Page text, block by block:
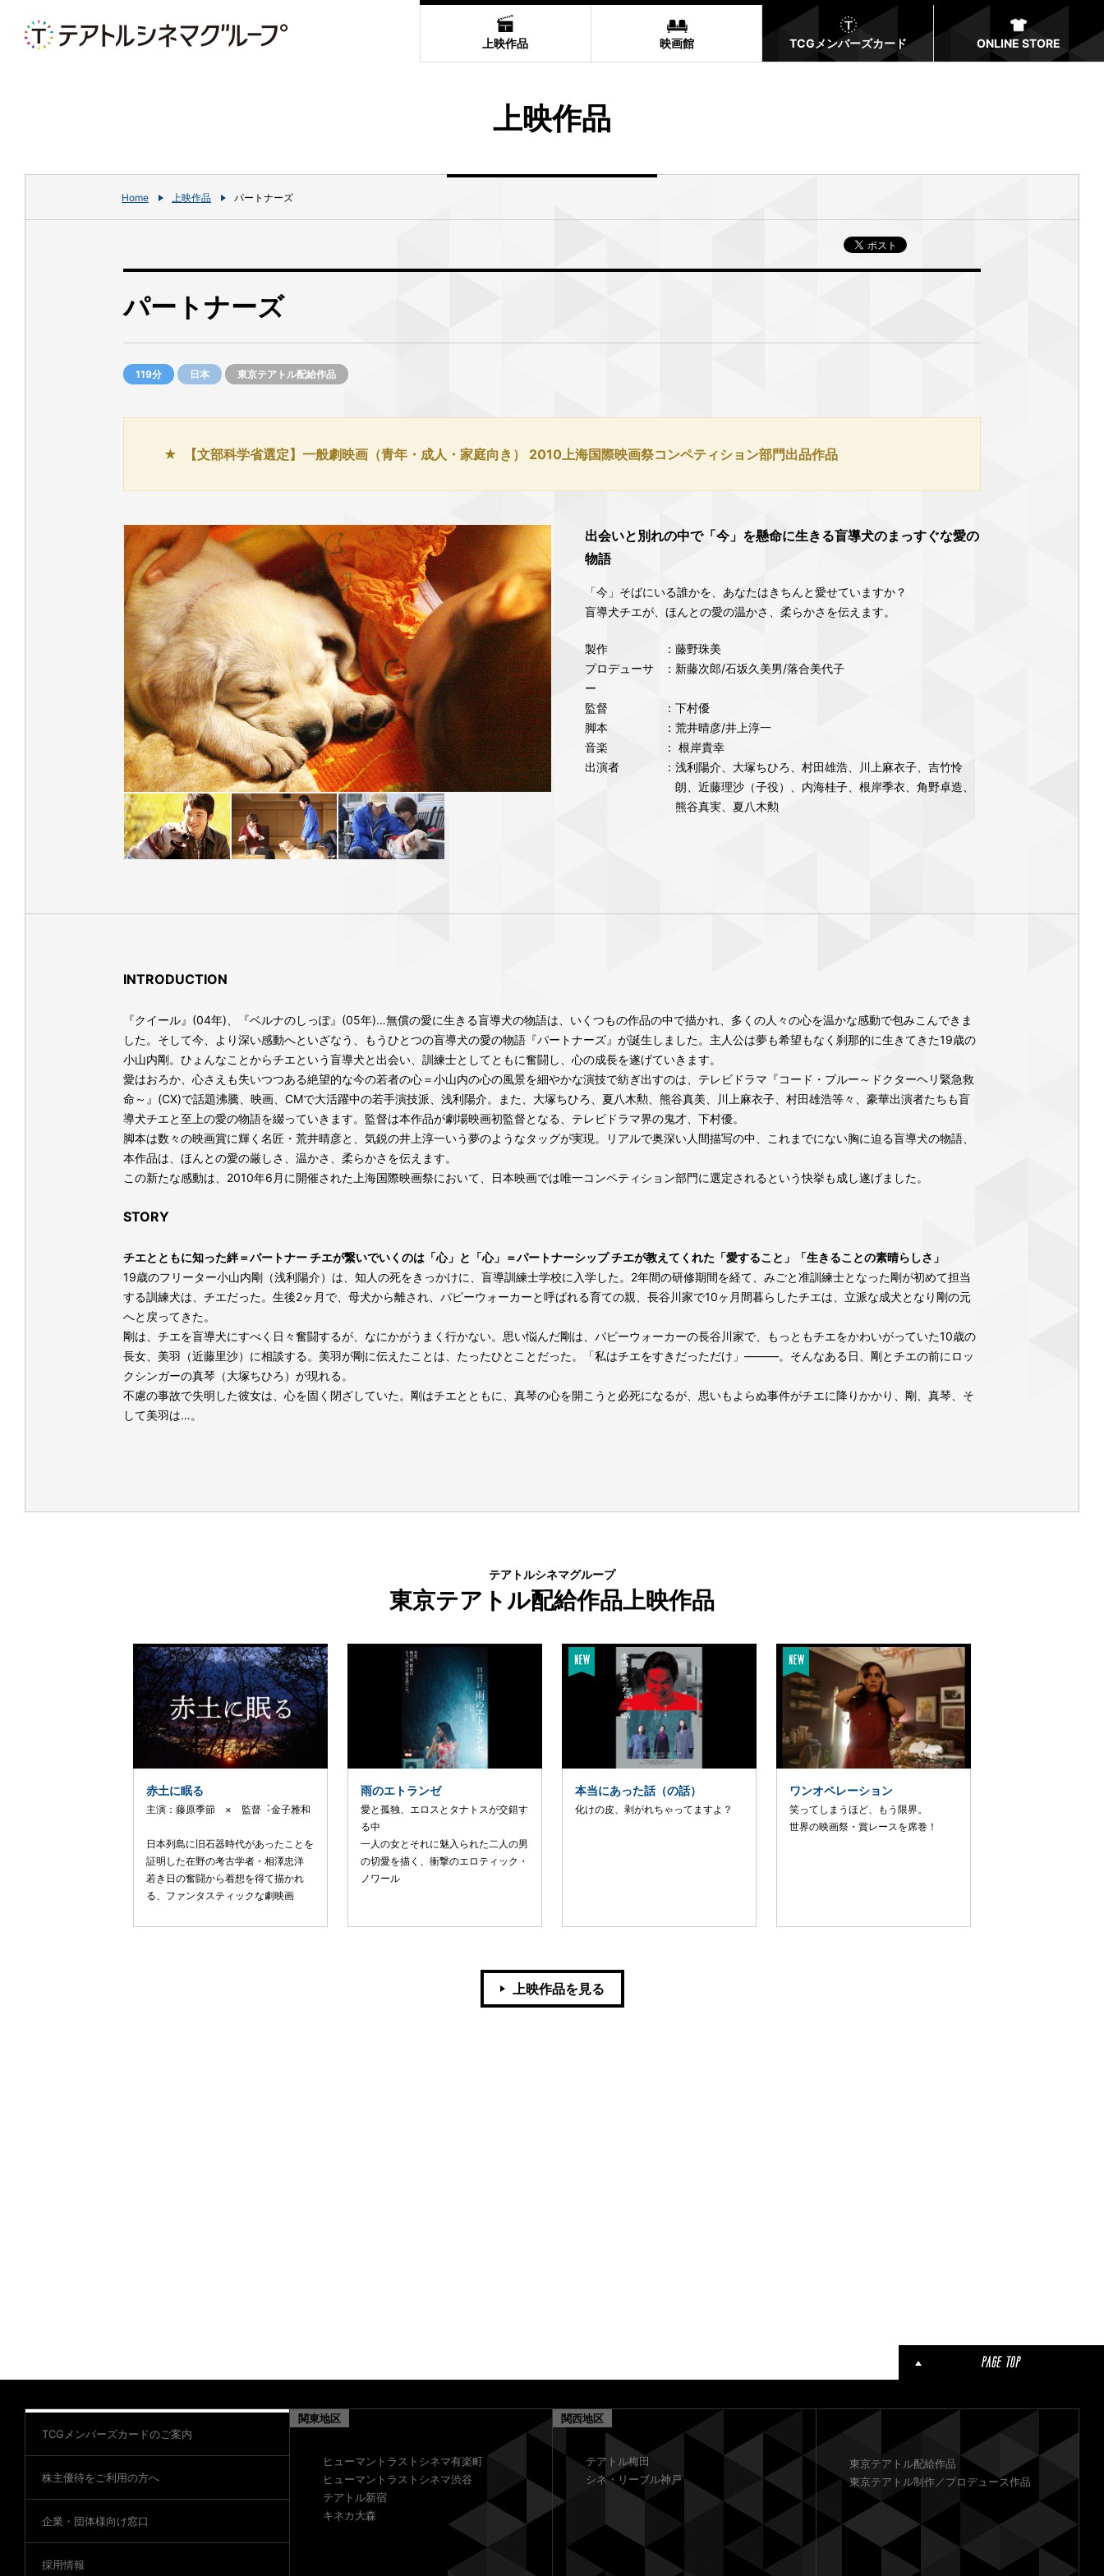
上映作品 映画館 TCGメンバーズカード ONLINE STORE
上映作品
Home 上映作品 パートナーズ
パートナーズ
119分 日本 東京テアトル配給作品
【文部科学省選定】一般劇映画（青年・成人・家庭向き） 2010上海国際映画祭コンペティション部門出品作品
出会いと別れの中で「今」を懸命に生きる盲導犬のまっすぐな愛の
物語
「今」そばにいる誰かを、あなたはきちんと愛せていますか？
盲導犬チエが、ほんとの愛の温かさ、柔らかさを伝えます。
製作
：藤野珠美
プロデューサ
ー
：新藤次郎/石坂久美男/落合美代子
監督
：下村優
脚本
：荒井晴彦/井上淳一
音楽
： 根岸貴幸
出演者
：浅利陽介、大塚ちひろ、村田雄浩、川上麻衣子、吉竹怜
朗、近藤理沙（子役）、内海桂子、根岸季衣、角野卓造、
熊谷真実、夏八木勲
INTRODUCTION
『クイール』(04年)、『ベルナのしっぽ』(05年)…無償の愛に生きる盲導犬の物語は、いくつもの作品の中で描かれ、多くの人々の心を温かな感動で包みこんできま
した。そして今、より深い感動へといざなう、もうひとつの盲導犬の愛の物語『パートナーズ』が誕生しました。主人公は夢も希望もなく刹那的に生きてきた19歳の
小山内剛。ひょんなことからチエという盲導犬と出会い、訓練士としてともに奮闘し、心の成長を遂げていきます。
愛はおろか、心さえも失いつつある絶望的な今の若者の心＝小山内の心の風景を細やかな演技で紡ぎ出すのは、テレビドラマ『コード・ブルー～ドクターヘリ緊急救
命～』(CX)で話題沸騰、映画、CMで大活躍中の若手演技派、浅利陽介。また、大塚ちひろ、夏八木勲、熊谷真美、川上麻衣子、村田雄浩等々、豪華出演者たちも盲
導犬チエと至上の愛の物語を綴っていきます。監督は本作品が劇場映画初監督となる、テレビドラマ界の鬼才、下村優。
脚本は数々の映画賞に輝く名匠・荒井晴彦と、気鋭の井上淳一いう夢のようなタッグが実現。リアルで奥深い人間描写の中、これまでにない胸に迫る盲導犬の物語、
本作品は、ほんとの愛の厳しさ、温かさ、柔らかさを伝えます。
この新たな感動は、2010年6月に開催された上海国際映画祭において、日本映画では唯一コンペティション部門に選定されるという快挙も成し遂げました。
STORY
チエとともに知った絆＝パートナー チエが繋いでいくのは「心」と「心」＝パートナーシップ チエが教えてくれた「愛すること」「生きることの素晴らしさ」
19歳のフリーター小山内剛（浅利陽介）は、知人の死をきっかけに、盲導訓練士学校に入学した。2年間の研修期間を経て、みごと准訓練士となった剛が初めて担当
する訓練犬は、チエだった。生後2ヶ月で、母犬から離され、パピーウォーカーと呼ばれる育ての親、長谷川家で10ヶ月間暮らしたチエは、立派な成犬となり剛の元
へと戻ってきた。
剛は、チエを盲導犬にすべく日々奮闘するが、なにかがうまく行かない。思い悩んだ剛は、パピーウォーカーの長谷川家で、もっともチエをかわいがっていた10歳の
長女、美羽（近藤里沙）に相談する。美羽が剛に伝えたことは、たったひとことだった。「私はチエをすきだっただけ」―――。そんなある日、剛とチエの前にロッ
クシンガーの真琴（大塚ちひろ）が現れる。
不慮の事故で失明した彼女は、心を固く閉ざしていた。剛はチエとともに、真琴の心を開こうと必死になるが、思いもよらぬ事件がチエに降りかかり、剛、真琴、そ
して美羽は…。
テアトルシネマグループ
東京テアトル配給作品上映作品
赤土に眠る
主演：藤原季節 × 監督︓⾦⼦雅和
⽇本列島に旧⽯器時代があったことを
証明した在野の考古学者・相澤忠洋
若き⽇の奮闘から着想を得て描かれ
る、ファンタスティックな劇映画
雨のエトランゼ
愛と孤独、エロスとタナトスが交錯す
る中
一人の女とそれに魅入られた二人の男
の切愛を描く、衝撃のエロティック・
ノワール
本当にあった話（の話）
化けの皮、剥がれちゃってますよ？
ワンオペレーション
笑ってしまうほど、もう限界。
世界の映画祭・賞レースを席巻！
上映作品を見る
TCGメンバーズカードのご案内
株主優待をご利用の方へ
企業・団体様向け窓口
採用情報
関東地区
ヒューマントラストシネマ有楽町
ヒューマントラストシネマ渋谷
テアトル新宿
キネカ大森
関西地区
テアトル梅田
シネ・リーブル神戸
東京テアトル配給作品
東京テアトル制作／プロデュース作品